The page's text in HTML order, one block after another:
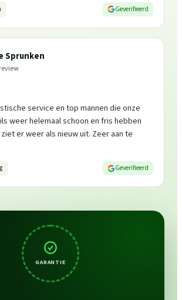
Geverifieerd
Sprunken
service en top mannen die onze
weer helemaal schoon en fris hebben
er weer als nieuw uit. Zeer aan te
Geverifieerd
GARANTIE